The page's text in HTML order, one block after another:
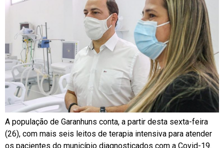
A população de Garanhuns conta, a partir desta sexta-feira
(26), com mais seis leitos de terapia intensiva para atender
os pacientes do município diagnosticados com a Covid-19.